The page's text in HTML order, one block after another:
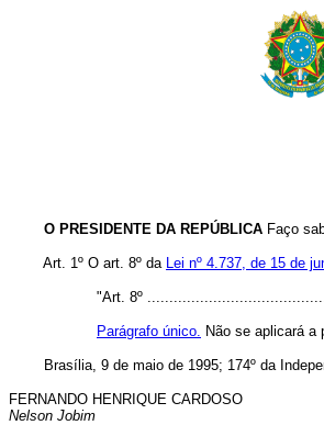
O PRESIDENTE DA REPÚBLICA Faço
Art. 1º O art. 8º da Lei nº 4.737, de 15 de
"Art. 8º
Parágrafo único. Não se aplicará a
Brasília, 9 de maio de 1995; 174º da
FERNANDO HENRIQUE CARDOSO
Nelson Jobim